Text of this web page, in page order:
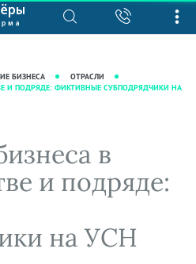
БИЗНЕСА
ОТРАСЛИ
И ПОДРЯДЕ: ФИКТИВНЫЕ СУБПОДРЯДЧИКИ НА
в
и подряде:
на УСН